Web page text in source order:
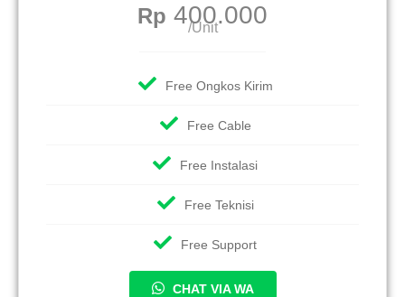
Rp 400.000
/Unit
Free Ongkos Kirim
Free Cable
Free Instalasi
Free Teknisi
Free Support
CHAT VIA WA